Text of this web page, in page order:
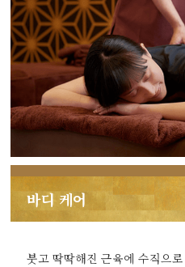
바디 케어
붓고 딱딱해진 근육에 수직으